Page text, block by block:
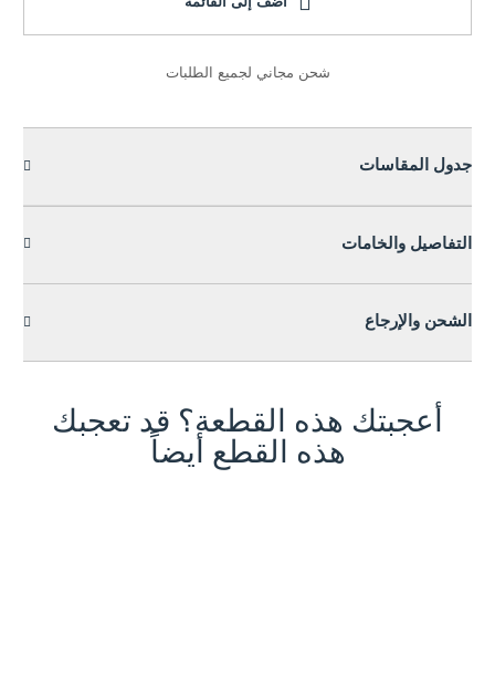
شحن مجاني لجميع الطلبات
جدول المقاسات
التفاصيل والخامات
الشحن والإرجاع
أعجبتك هذه القطعة؟ قد تعجبك
هذه القطع أيضاً